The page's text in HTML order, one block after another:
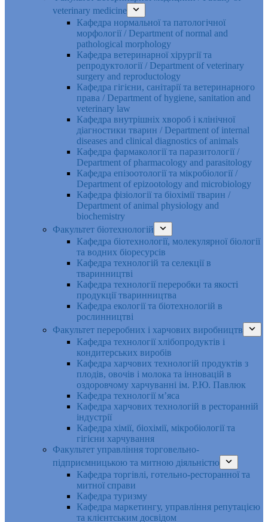
veterinary medicine
Кафедра нормальної та патологічної
морфології / Department of normal and
pathological morphology
Кафедра ветеринарної хірургії та
репродуктології / Department of veterinary
surgery and reproductology
Кафедра гігієни, санітарії та ветеринарного
права / Department of hygiene, sanitation and
veterinary law
Кафедра внутрішніх хвороб і клінічної
діагностики тварин / Department of internal
diseases and clinical diagnostics of animals
Кафедра фармакології та паразитології /
Department of pharmacology and parasitology
Кафедра епізоотології та мікробіології /
Department of epizootology and microbiology
Кафедра фізіології та біохімії тварин /
Department of animal physiology and
biochemistry
Факультет біотехнологій
Кафедра біотехнології, молекулярної біології
та водних біоресурсів
Кафедра технологій та селекції в
тваринництві
Кафедра технології переробки та якості
продукції тваринництва
Кафедра екології та біотехнологій в
рослинництві
Факультет переробних і харчових виробництв
Кафедра технології хлібопродуктів і
кондитерських виробів
Кафедра харчових технологій продуктів з
плодів, овочів і молока та інновацій в
оздоровчому харчуванні ім. Р.Ю. Павлюк
Кафедра технології м’яса
Кафедра харчових технологій в ресторанній
індустрії
Кафедра хімії, біохімії, мікробіології та
гігієни харчування
Факультет управління торговельно-
підприємницькою та митною діяльністю
Кафедра торгівлі, готельно-ресторанної та
митної справи
Кафедра туризму
Кафедра маркетингу, управління репутацією
та клієнтським досвідом